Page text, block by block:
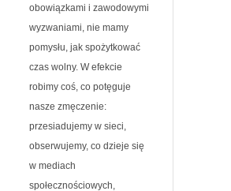
obowiązkami i zawodowymi
wyzwaniami, nie mamy
pomysłu, jak spożytkować
czas wolny. W efekcie
robimy coś, co potęguje
nasze zmęczenie:
przesiadujemy w sieci,
obserwujemy, co dzieje się
w mediach
społecznościowych,